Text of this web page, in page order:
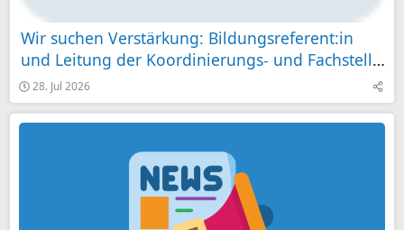
Wir suchen Verstärkung: Bildungsreferent:in
und Leitung der Koordinierungs- und Fachstelle
im Projekt „Demokratie Leben!“ Landkreis
Göppingen 100%
28. Jul 2026